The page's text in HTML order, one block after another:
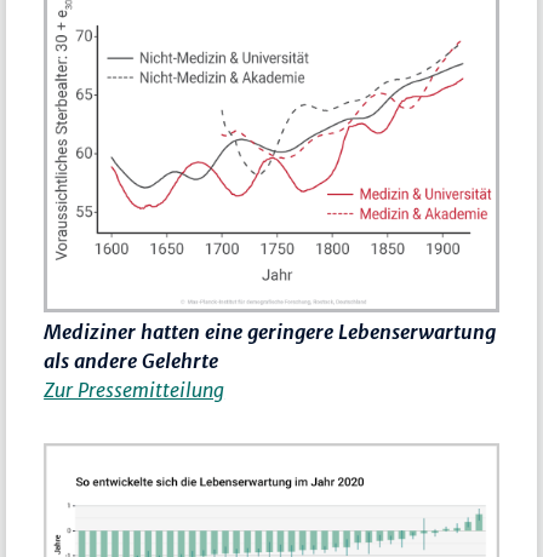
Mediziner hatten eine geringere Lebenserwartung
als andere Gelehrte
Zur Pressemitteilung